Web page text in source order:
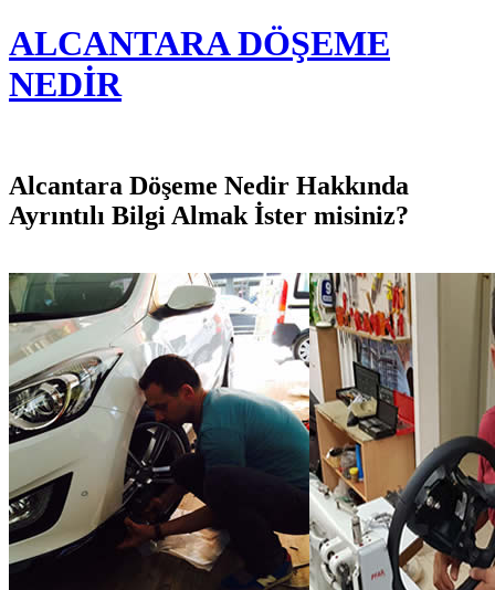
ALCANTARA DÖŞEME
NEDİR
Alcantara Döşeme Nedir Hakkında
Ayrıntılı Bilgi Almak İster misiniz?